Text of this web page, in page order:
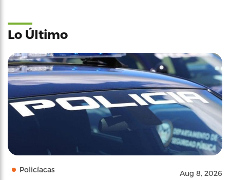
Lo Último
Policíacas Aug 8, 2026